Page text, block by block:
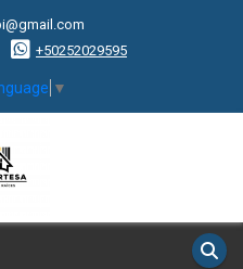
+50252029595
▼